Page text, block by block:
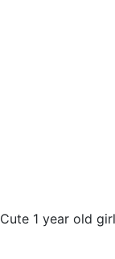
Cute 1 year old